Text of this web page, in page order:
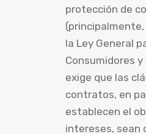
protección de
la Ley General
Consumidores y
exige que las
contratos, en
establecen el
intereses, sean